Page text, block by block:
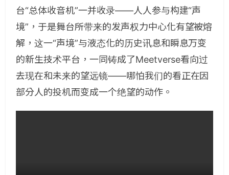
台“总体收音机”一并收录——人人参与构建“声
境”，于是舞台所带来的发声权力中心化有望被熔
解，这一“声境”与液态化的历史讯息和瞬息万变
的新生技术平台，一同铸成了Meetverse看向过
去现在和未来的望远镜——哪怕我们的看正在因
部分人的投机而变成一个绝望的动作。